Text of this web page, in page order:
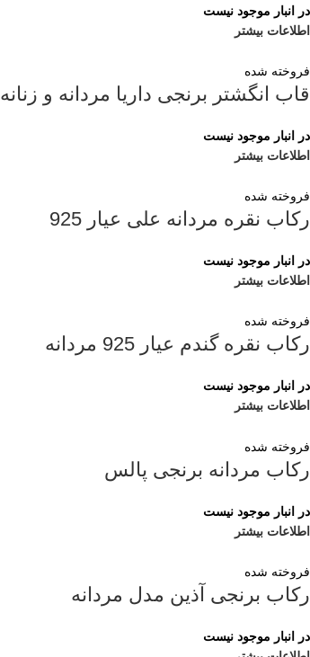
در انبار موجود نیست
اطلاعات بیشتر
فروخته شده
قاب انگشتر برنجی داریا مردانه و زنانه
در انبار موجود نیست
اطلاعات بیشتر
فروخته شده
رکاب نقره مردانه علی عیار 925
در انبار موجود نیست
اطلاعات بیشتر
فروخته شده
رکاب نقره گندم عیار 925 مردانه
در انبار موجود نیست
اطلاعات بیشتر
فروخته شده
رکاب مردانه برنجی پالس
در انبار موجود نیست
اطلاعات بیشتر
فروخته شده
رکاب برنجی آذین مدل مردانه
در انبار موجود نیست